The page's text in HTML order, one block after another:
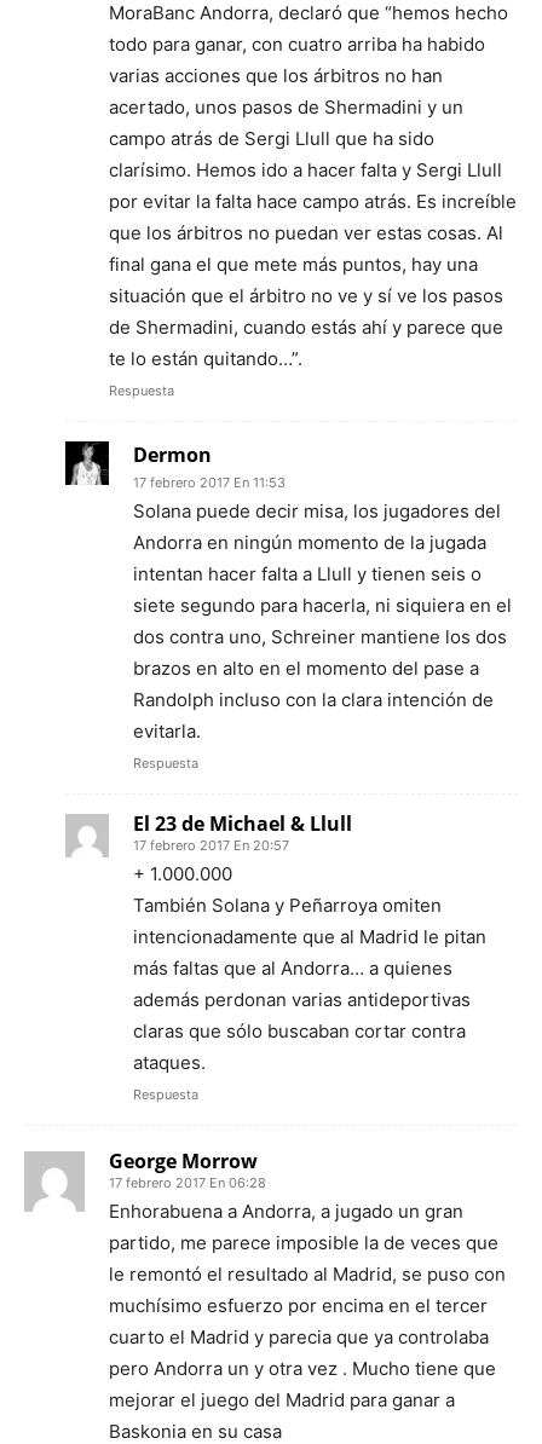
MoraBanc Andorra, declaró que “hemos hecho
todo para ganar, con cuatro arriba ha habido
varias acciones que los árbitros no han
acertado, unos pasos de Shermadini y un
campo atrás de Sergi Llull que ha sido
clarísimo. Hemos ido a hacer falta y Sergi Llull
por evitar la falta hace campo atrás. Es increíble
que los árbitros no puedan ver estas cosas. Al
final gana el que mete más puntos, hay una
situación que el árbitro no ve y sí ve los pasos
de Shermadini, cuando estás ahí y parece que
te lo están quitando…”.
Respuesta
Dermon
17 febrero 2017 En 11:53
Solana puede decir misa, los jugadores del
Andorra en ningún momento de la jugada
intentan hacer falta a Llull y tienen seis o
siete segundo para hacerla, ni siquiera en el
dos contra uno, Schreiner mantiene los dos
brazos en alto en el momento del pase a
Randolph incluso con la clara intención de
evitarla.
Respuesta
El 23 de Michael & Llull
17 febrero 2017 En 20:57
+ 1.000.000
También Solana y Peñarroya omiten
intencionadamente que al Madrid le pitan
más faltas que al Andorra… a quienes
además perdonan varias antideportivas
claras que sólo buscaban cortar contra
ataques.
Respuesta
George Morrow
17 febrero 2017 En 06:28
Enhorabuena a Andorra, a jugado un gran
partido, me parece imposible la de veces que
le remontó el resultado al Madrid, se puso con
muchísimo esfuerzo por encima en el tercer
cuarto el Madrid y parecia que ya controlaba
pero Andorra un y otra vez . Mucho tiene que
mejorar el juego del Madrid para ganar a
Baskonia en su casa